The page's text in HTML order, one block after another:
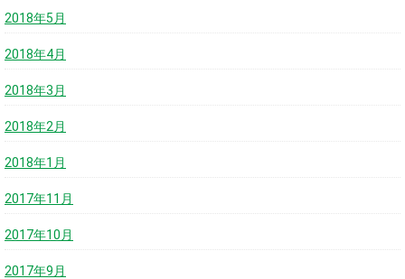
2018年5月
2018年4月
2018年3月
2018年2月
2018年1月
2017年11月
2017年10月
2017年9月